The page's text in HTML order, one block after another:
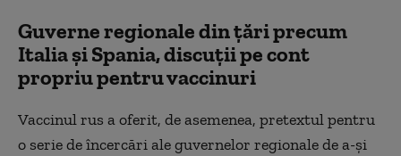
Guverne regionale din țări precum
Italia și Spania, discuții pe cont
propriu pentru vaccinuri
Vaccinul rus a oferit, de asemenea, pretextul pentru
o serie de încercări ale guvernelor regionale de a-și